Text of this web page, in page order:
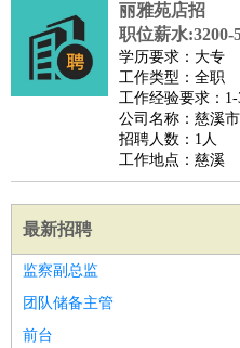
丽雅苑店招
职位薪水:3200-
学历要求：大专
工作类型：全职
工作经验要求：1-
公司名称：慈溪
招聘人数：1人
工作地点：慈溪
最新招聘
监察副总监
团队储备主管
前台